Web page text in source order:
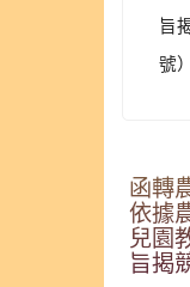
旨
號
函轉
依據
兒園
旨揭